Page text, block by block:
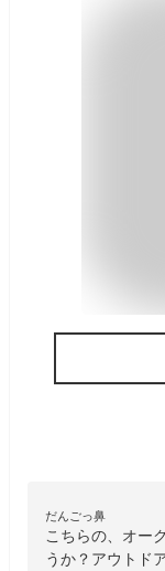
だんごっ鼻
こちらの、オー
うか？アウトド